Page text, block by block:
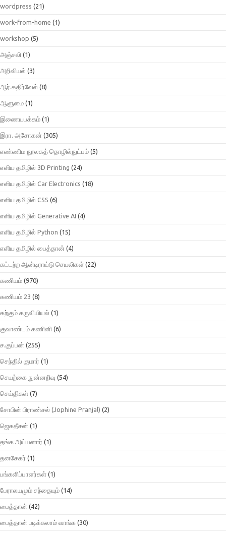
wordpress (21)
work-from-home (1)
workshop (5)
அஞ்சலி (1)
அறிவியல் (3)
ஆர்.கதிர்வேல் (8)
ஆளுமை (1)
இணையபக்கம் (1)
இரா. அசோகன் (305)
எண்ணிம நூலகத் தொழில்நுட்பம் (5)
எளிய தமிழில் 3D Printing (24)
எளிய தமிழில் Car Electronics (18)
எளிய தமிழில் CSS (6)
எளிய தமிழில் Generative AI (4)
எளிய தமிழில் Python (15)
எளிய தமிழில் பைத்தான் (4)
கட்டற்ற ஆன்டிராய்டு செயலிகள் (22)
கணியம் (970)
கணியம் 23 (8)
கற்கும் கருவியியல் (1)
குவாண்டம் கணினி (6)
ச.குப்பன் (255)
செந்தில் குமார் (1)
செயற்கை நுன்னறிவு (54)
செய்திகள் (7)
சோபின் பிராண்சல் (Jophine Pranjal) (2)
ஜெகதீசன் (1)
தங்க அய்யனார் (1)
தனசேகர் (1)
பங்களிப்பாளர்கள் (1)
பேராலயமும் சந்தையும் (14)
பைத்தான் (42)
பைத்தான் படிக்கலாம் வாங்க (30)